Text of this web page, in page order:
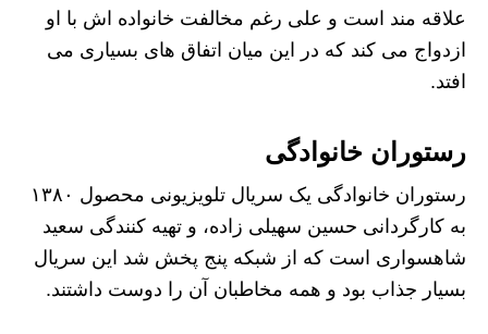
علاقه‌ مند است و علی ‌رغم مخالفت خانواده‌ اش با او
ازدواج می‌ کند که در این میان اتفاق های بسیاری می
افتد.
رستوران خانوادگی
رستوران خانوادگی یک سریال تلویزیونی محصول ۱۳۸۰
به کارگردانی حسین سهیلی‌ زاده، و تهیه‌ کنندگی سعید
شاهسواری است که از شبکه پنج پخش شد این سریال
بسیار جذاب بود و همه مخاطبان آن را دوست داشتند.